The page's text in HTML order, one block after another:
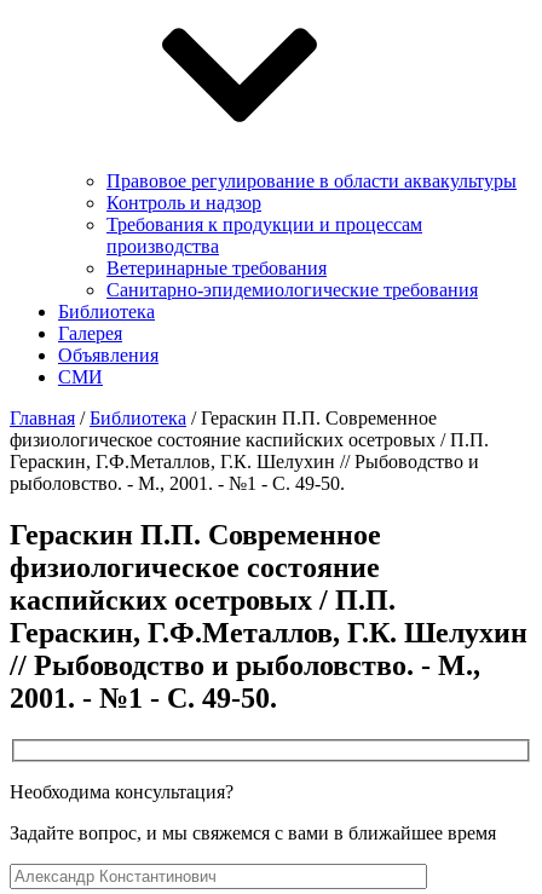
Правовое регулирование в области аквакультуры
Контроль и надзор
Требования к продукции и процессам
производства
Ветеринарные требования
Санитарно-эпидемиологические требования
Библиотека
Галерея
Объявления
СМИ
Главная /Библиотека /Гераскин П.П. Современное
физиологическое состояние каспийских осетровых / П.П.
Гераскин, Г.Ф.Металлов, Г.К. Шелухин // Рыбоводство и
рыболовство. - М., 2001. - №1 - С. 49-50.
Гераскин П.П. Современное
физиологическое состояние
каспийских осетровых / П.П.
Гераскин, Г.Ф.Металлов, Г.К. Шелухин
// Рыбоводство и рыболовство. - М.,
2001. - №1 - С. 49-50.
Необходима консультация?
Задайте вопрос, и мы свяжемся с вами в ближайшее время